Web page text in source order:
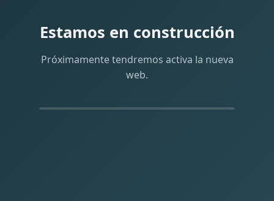
Estamos en construcción
Próximamente tendremos activa la nueva
web.